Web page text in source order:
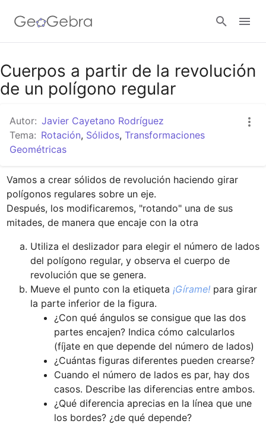
Cuerpos a partir de la revolución
de un polígono regular
Autor: Javier Cayetano Rodríguez
Tema: Rotación, Sólidos, Transformaciones
Geométricas
Vamos a crear sólidos de revolución haciendo girar
polígonos regulares sobre un eje.
Después, los modificaremos, "rotando" una de sus
Utiliza el deslizador para elegir el número de lados
del polígono regular, y observa el cuerpo de
revolución que se genera.
Mueve el punto con la etiqueta ¡Gírame! para girar
¿Con qué ángulos se consigue que las dos
partes encajen? Indica cómo calcularlos
(fíjate en que depende del número de lados)
¿Cuántas figuras diferentes pueden crearse?
Cuando el número de lados es par, hay dos
¿Qué diferencia aprecias en la línea que une
los bordes? ¿de qué depende?